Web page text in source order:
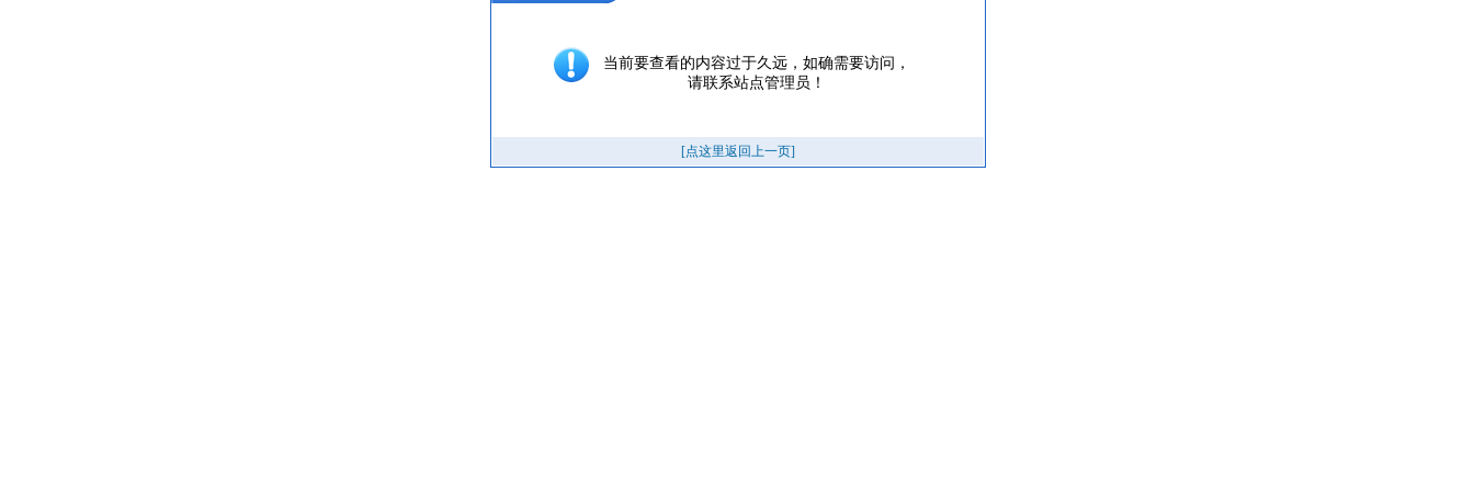
当前要查看的内容过于久远，如确需要访问，
请联系站点管理员！
[点这里返回上一页]